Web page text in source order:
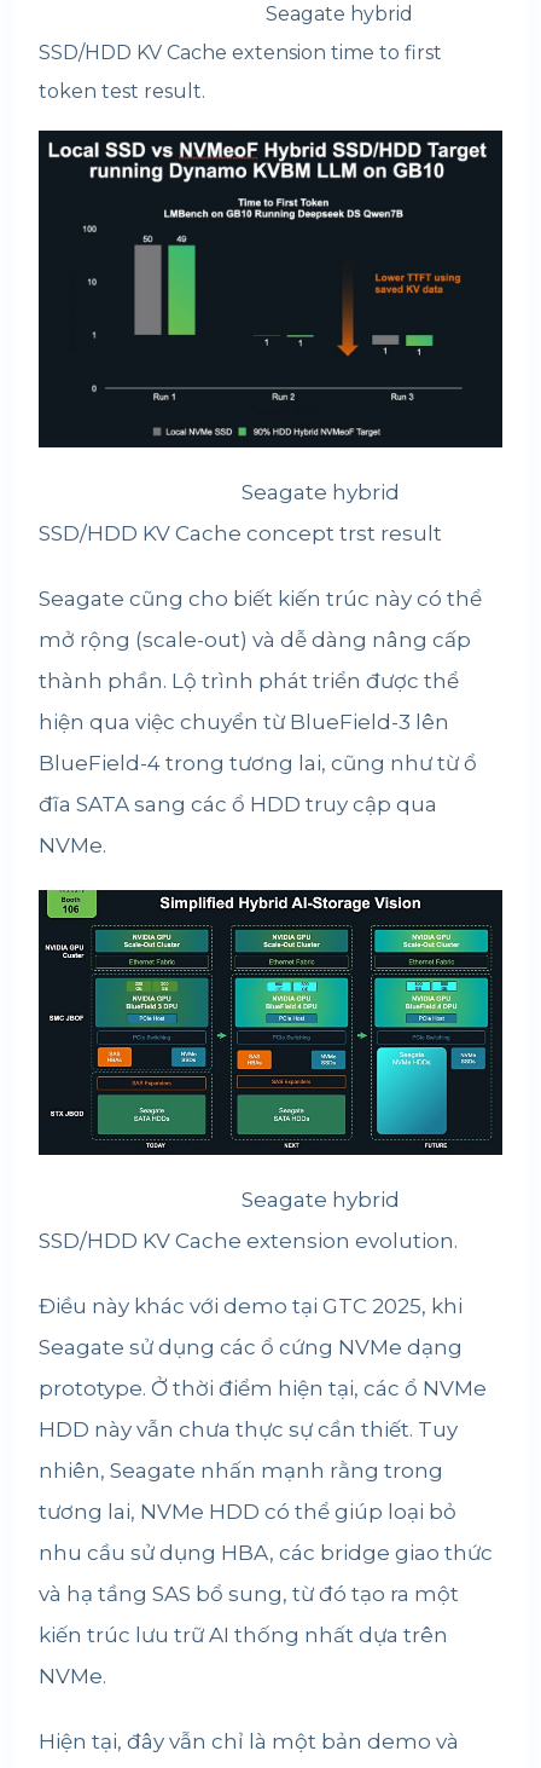
Seagate hybrid
SSD/HDD KV Cache extension time to first
token test result.
Seagate hybrid
SSD/HDD KV Cache concept trst result
Seagate cũng cho biết kiến trúc này có thể
mở rộng (scale-out) và dễ dàng nâng cấp
thành phần. Lộ trình phát triển được thể
hiện qua việc chuyển từ BlueField-3 lên
BlueField-4 trong tương lai, cũng như từ ổ
đĩa SATA sang các ổ HDD truy cập qua
NVMe.
Seagate hybrid
SSD/HDD KV Cache extension evolution.
Điều này khác với demo tại GTC 2025, khi
Seagate sử dụng các ổ cứng NVMe dạng
prototype. Ở thời điểm hiện tại, các ổ NVMe
HDD này vẫn chưa thực sự cần thiết. Tuy
nhiên, Seagate nhấn mạnh rằng trong
tương lai, NVMe HDD có thể giúp loại bỏ
nhu cầu sử dụng HBA, các bridge giao thức
và hạ tầng SAS bổ sung, từ đó tạo ra một
kiến trúc lưu trữ AI thống nhất dựa trên
NVMe.
Hiện tại, đây vẫn chỉ là một bản demo và